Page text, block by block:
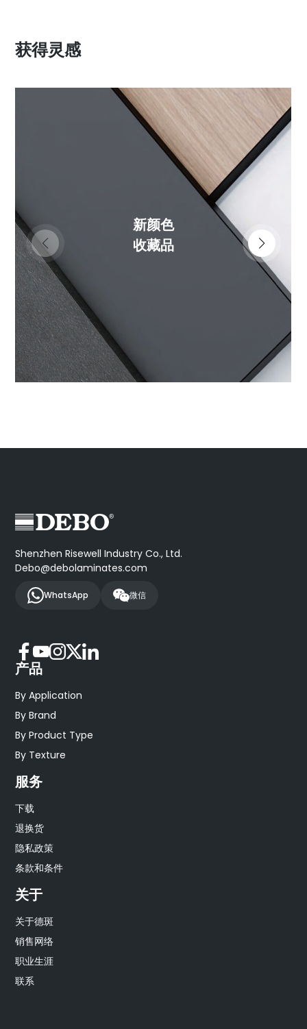
获得灵感
新颜色
收藏品
Shenzhen Risewell Industry Co., Ltd.
Debo@debolaminates.com
WhatsApp 微信
产品
By Application
By Brand
By Product Type
By Texture
服务
下载
退换货
隐私政策
条款和条件
关于
关于德斑
销售网络
职业生涯
联系